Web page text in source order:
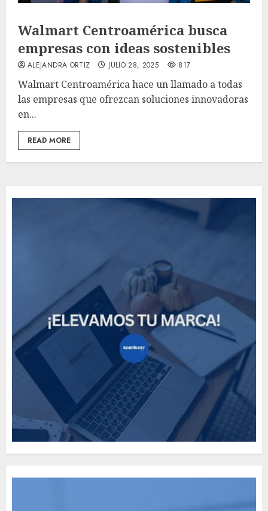
Walmart Centroamérica busca
empresas con ideas sostenibles
ALEJANDRA ORTIZ JULIO 28, 2025 817
Walmart Centroamérica hace un llamado a todas
las empresas que ofrezcan soluciones innovadoras
en...
READ MORE
How Many of These Italian
MAYO 14, 2024 811